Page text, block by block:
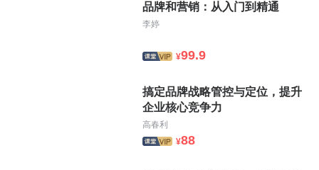
提煉出來，形成一種清晰、容易記憶又令人浮想聯翩的傳導
思想。其實，品牌故事是一種比
它是品牌與消費者之間成功的情感傳遞。消費者購買的不是
聯想，而且，這種聯想還有助於誘發消費者對品牌的好奇心
堪稱世界教育第一品牌，有關哈佛的故事很多，最
著名的有兩個：一個是關於哈佛這個創始人（一說捐獻人）
品牌和营销：从入门到精通
李婷
¥99.9
搞定品牌战略管控与定位，提升
企业核心竞争力
高春利
¥88